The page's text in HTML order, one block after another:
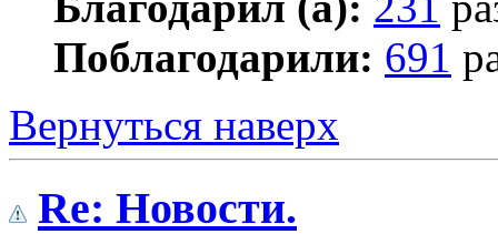
Поблагодарили: 691
Вернуться наверх
Re: Новости.